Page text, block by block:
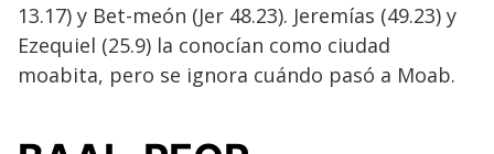
13.17) y Bet-meón (Jer 48.23). Jeremías (49.23) y
Ezequiel (25.9) la conocían como ciudad
moabita, pero se ignora cuándo pasó a Moab.